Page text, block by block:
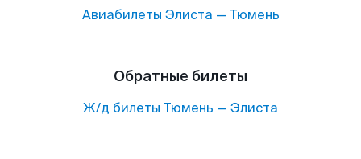
Авиабилеты Элиста — Тюмень
Обратные билеты
Ж/д билеты Тюмень — Элиста